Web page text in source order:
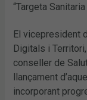
“Targeta
El vicepresident
Digitals i
conseller de
llançament
incorporant